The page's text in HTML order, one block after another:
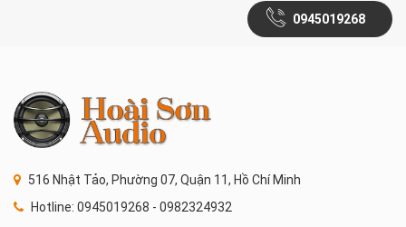
0945019268
516 Nhật Tảo, Phường 07, Quận 11, Hồ Chí Minh
Hotline: 0945019268 - 0982324932